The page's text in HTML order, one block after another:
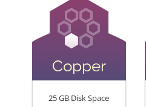
Copper
25 GB Disk Space